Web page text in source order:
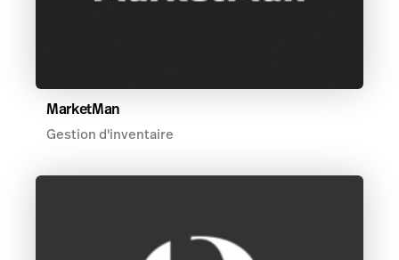
MarketMan
Gestion d'inventaire